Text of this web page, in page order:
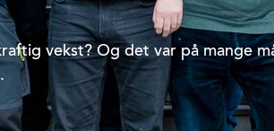
vekst? Og det var på mange